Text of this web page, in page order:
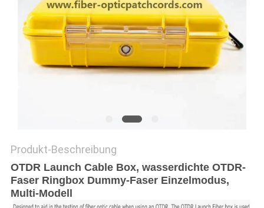
PRIVACY
POLICY
Produkt-Beschreibung
OTDR Launch Cable Box, wasserdichte OTDR-
Faser Ringbox Dummy-Faser Einzelmodus,
Multi-Modell